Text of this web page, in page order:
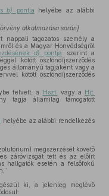
b) pontja helyébe az alábbi
alkalmazása során]
tagozatos személy a
és a Magyar Honvédségről
d) pontja
szerint a
kötött ösztöndíjszerződés
állományú tagjaként vagy a
kötött ösztöndíjszerződés
felvett, a Hszt. vagy a Hjt.
tagja államilag támogatott
helyébe az alábbi rendelkezés
megszerzését követő
záróvizsgát tett és az előírt
hallgatók esetén a felsőfokú
ki, a jelenleg meglévő